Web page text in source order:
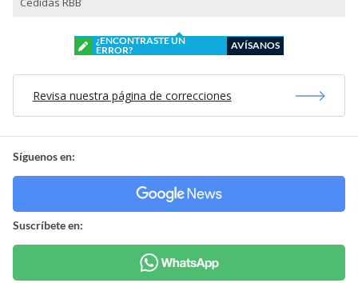
¿ENCONTRASTE UN
ERROR?
AVÍSANOS
Revisa nuestra página de correcciones
Síguenos en:
Suscríbete en: